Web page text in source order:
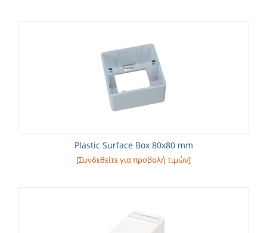
Plastic Surface Box 80x80 mm
[Συνδεθείτε για προβολή τιμών]